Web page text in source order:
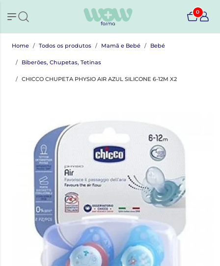
0
Home Todos os produtos Mamã e Bebé Bebé
Biberões, Chupetas, Tetinas
CHICCO CHUPETA PHYSIO AIR AZUL SILICONE 6-12M X2